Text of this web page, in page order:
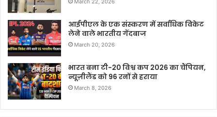
March 22, 2026
आईपीएल के एक संस्करण में सर्वाधिक विकेट
लेने वाले भारतीय गेंदबाज
March 20, 2026
भारत बना टी-20 विश्व कप 2026 का चैंपियन,
न्यूज़ीलैंड को 96 रनों से हराया
March 8, 2026